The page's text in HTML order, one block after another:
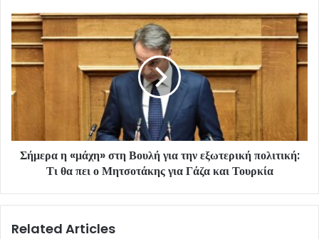
Σήμερα η «μάχη» στη Βουλή για την εξωτερική πολιτική:
Τι θα πει ο Μητσοτάκης για Γάζα και Τουρκία
Related Articles